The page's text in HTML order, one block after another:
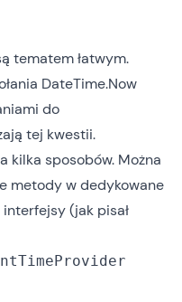
tematem łatwym.
DateTime.Now
do
tej kwestii.
kilka sposobów. Można
metody w dedykowane
(jak pisał